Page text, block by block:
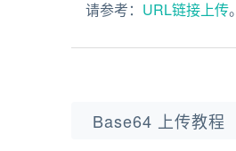
请参考： URL链接上传。
Base64 上传教程